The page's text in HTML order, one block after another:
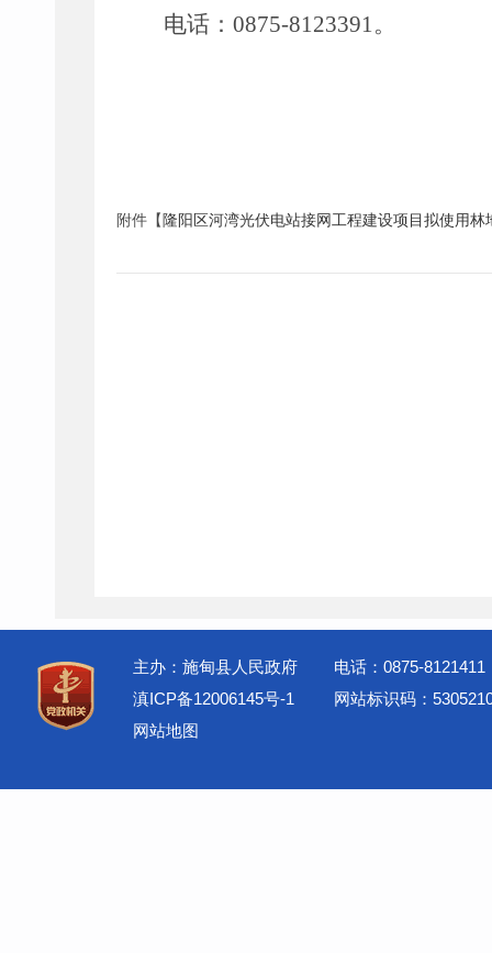
电话： 0875-8123391。
附件【隆阳区河湾光伏电站接网工程建设项目拟使用林
主办：施甸县人民政府
电话：0875-8121411
滇ICP备12006145号-1
网站标识码：
网站地图